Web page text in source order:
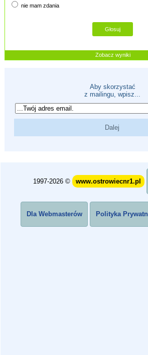
nie mam zdania
Zobacz wyniki
Aby skorzystać
z mailingu, wpisz...
1997-2026 © www.ostrowiecnr1.pl
Dla Webmasterów Polityka